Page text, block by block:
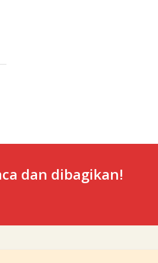
dan dibagikan!